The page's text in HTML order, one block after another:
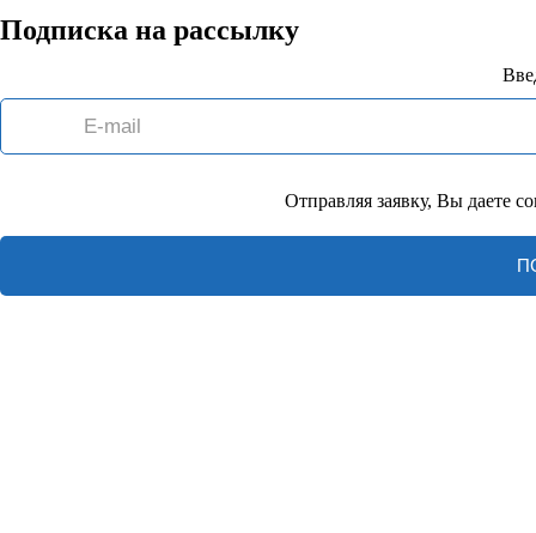
Подписка на рассылку
Отправляя заявку, Вы даете